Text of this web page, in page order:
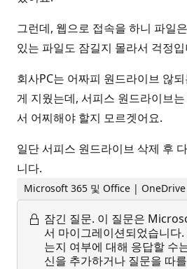
그런데, 웹으로 접속을 하니 파일
있는 파일도 잠길지 몰라서 걱정
회사PC는 어짜피 원드라이브 않
게 지웠는데, 서피스 원드라이브
서 어찌해야 할지 모르겟어요.
일단 서피스 원드라이브 삭제 후
니다.
Microsoft 365 및 Office |
잠긴 질문. 이 질문은
서 마이그레이션되었습니다
는지 여부에 대해 응답할 수
신을 추가하거나 질문을 따